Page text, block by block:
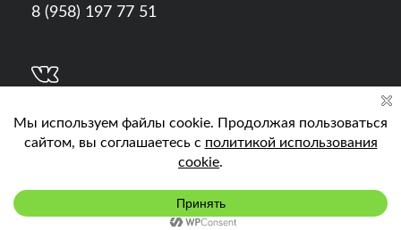
Подключить
8 (958) 197 77 51
Кислород